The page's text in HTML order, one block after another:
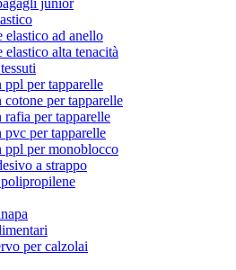
junior
elastico ad anello
elastico alta tenacità
per tapparelle
per tapparelle
per tapparelle
per tapparelle
per monoblocco
a strappo
per calzolai